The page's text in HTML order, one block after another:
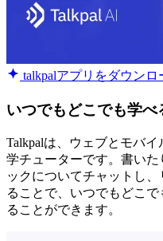
talkpalアプリをダウンロ
いつでもどこでも学べ
Talkpalは、ウェブとモバ
学チューターです。書い
ックについてチャットし
ることで、いつでもどこ
ることができます。